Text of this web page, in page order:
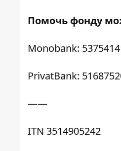
Помочь фонду
Monobank:
PrivatBank:
——
ITN 3514905242